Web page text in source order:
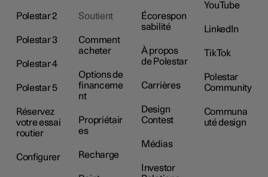
Polestar 2
Polestar 3
Polestar 4
Polestar 5
Réservez
votre essai
routier
Configurer
Soutient
Comment
acheter
Options de
financeme
nt
Propriétair
es
Recharge
Écorespon
sabilité
À propos
de Polestar
Carrières
Design
Contest
Médias
Investor
YouTube
LinkedIn
TikTok
Polestar
Community
Communa
uté design